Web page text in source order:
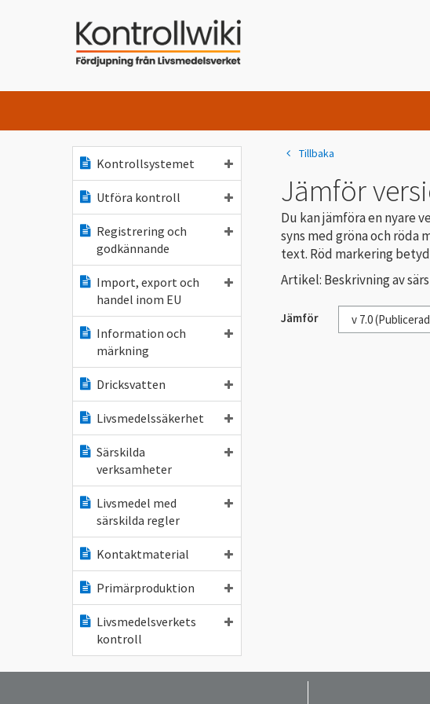
Kontrollsystemet
Utföra kontroll
Registrering och
godkännande
Import, export och
handel inom EU
Information och
märkning
Dricksvatten
Livsmedelssäkerhet
Särskilda
verksamheter
Livsmedel med
särskilda regler
Kontaktmaterial
Primärproduktion
Livsmedelsverkets
kontroll
Tillbaka
Jämför
Du kan jämföra en nyare
syns med gröna och röda
text. Röd markering
Artikel: Beskrivning av
Jämför